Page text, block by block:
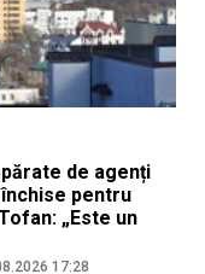
de agenți
pentru
„Este un
17:28